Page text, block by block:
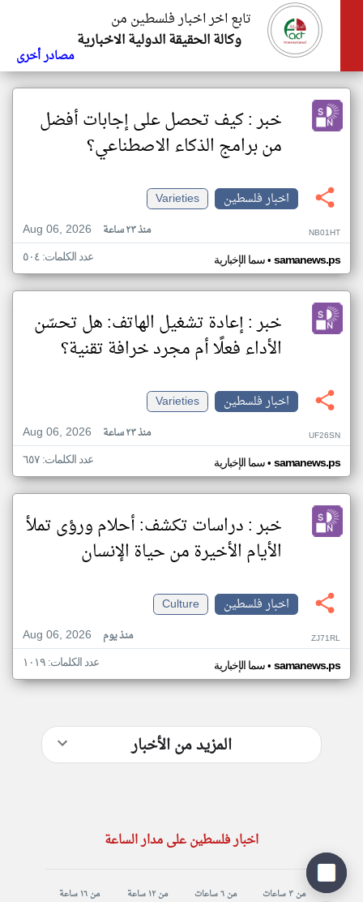
تابع اخر اخبار فلسطين من
وكالة الحقيقة الدولية الاخبارية
مصادر أخرى
خبر : كيف تحصل على إجابات أفضل
من برامج الذكاء الاصطناعي؟
اخبار فلسطين
Varieties
Aug 06, 2026
منذ ٢٣ ساعة NB01HT
سما الإخبارية• samanews.ps عدد الكلمات: ٥٠٤
خبر : إعادة تشغيل الهاتف: هل تحسّن
الأداء فعلًا أم مجرد خرافة تقنية؟
اخبار فلسطين
Varieties
Aug 06, 2026
منذ ٢٣ ساعة UF26SN
سما الإخبارية• samanews.ps عدد الكلمات: ٦٥٧
خبر : دراسات تكشف: أحلام ورؤى تملأ
الأيام الأخيرة من حياة الإنسان
اخبار فلسطين
Culture
Aug 06, 2026
منذ يوم ZJ71RL
سما الإخبارية• samanews.ps عدد الكلمات: ١٠١٩
المزيد من الأخبار
اخبار فلسطين على مدار الساعة
من ٣ ساعات من ٦ ساعات من ١٢ ساعة من ١٦ ساعة